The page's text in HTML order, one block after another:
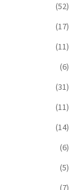
(52)
(17)
(11)
(6)
(31)
(11)
(14)
(6)
(5)
(7)